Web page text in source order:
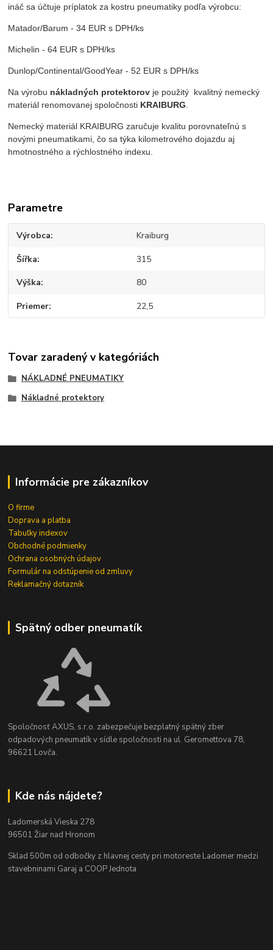
ináč sa účtuje príplatok za kostru pneumatiky podľa výrobcu:
Matador/Barum - 34 EUR s DPH/ks
Michelin - 64 EUR s DPH/ks
Dunlop/Continental/GoodYear - 52 EUR s DPH/ks
Na výrobu nákladných protektorov je použitý kvalitný nemecký
materiál renomovanej spoločnosti KRAIBURG.
Nemecký materiál KRAIBURG zaručuje kvalitu porovnateľnú s
novými pneumatikami, čo sa týka kilometrového dojazdu aj
hmotnostného a rýchlostného indexu.
Parametre
Výrobca Kraiburg
Šířka 315
Výška 80
Priemer 22,5
Tovar zaradený v kategóriách
NÁKLADNÉ PNEUMATIKY
Nákladné protektory
Informácie pre zákazníkov
O firme
Doprava a platba
Tabuľky indexov
Obchodné podmienky
Ochrana osobných údajov
Formulár na odstúpenie od zmluvy
Reklamačný dotazník
Spätný odber pneumatík
Spoločnosť AXUS, s.r.o. zabezpečuje bezplatný spätný zber
odpadových pneumatík v sídle spoločnosti na ul. Geromettova 78,
96621 Lovča.
Kde nás nájdete?
Ladomerská Vieska 278
96501 Žiar nad Hronom
Sklad 500m od odbočky z hlavnej cesty pri motoreste Ladomer medzi
stavebninami Garaj a COOP Jednota